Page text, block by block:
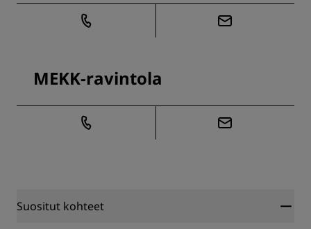
MEKK-ravintola
Suositut kohteet